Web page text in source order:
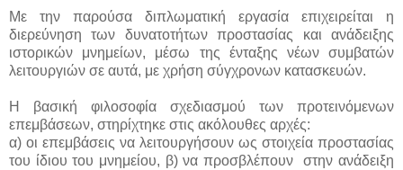
Με την παρούσα διπλωματική εργασία επιχειρείται η
διερεύνηση των δυνατοτήτων προστασίας και ανάδειξης
ιστορικών μνημείων, μέσω της ένταξης νέων συμβατών
λειτουργιών σε αυτά, με χρήση σύγχρονων κατασκευών.
Η βασική φιλοσοφία σχεδιασμού των προτεινόμενων
επεμβάσεων, στηρίχτηκε στις ακόλουθες αρχές:
α) οι επεμβάσεις να λειτουργήσουν ως στοιχεία προστασίας
του ίδιου του μνημείου, β) να προσβλέπουν στην ανάδειξη